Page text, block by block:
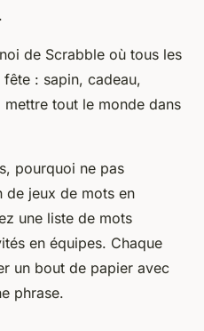
.
de Scrabble où tous les
: sapin, cadeau,
tout le monde dans
pourquoi ne pas
de jeux de mots en
une liste de mots
en équipes. Chaque
un bout de papier avec
phrase.